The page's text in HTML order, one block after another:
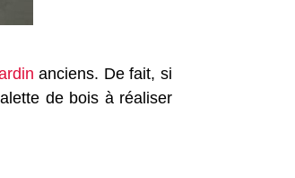
anciens. De fait, si
de bois à réaliser